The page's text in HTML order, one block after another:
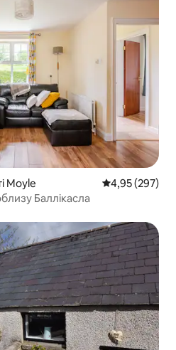
Moyle Середня
4,95 (297)
Баллікасла